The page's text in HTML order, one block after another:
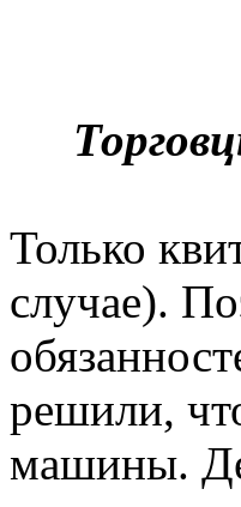
Только
случае).
решили,
машины.